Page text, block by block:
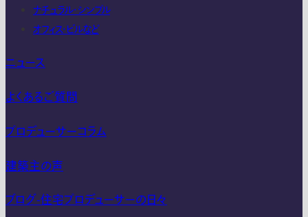
ナチュラル・シンプル
オフィス・ビルなど
ニュース
よくあるご質問
プロデューサーコラム
建築主の声
ブログ-住宅プロデューサーの日々